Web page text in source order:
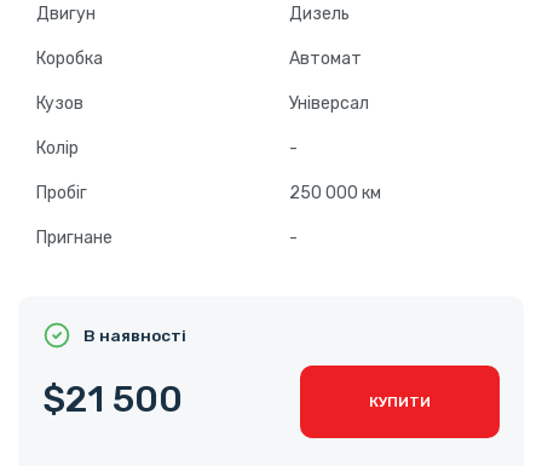
Двигун Дизель
Коробка Автомат
Кузов Універсал
Колір -
Пробіг 250 000 км
Пригнане -
В наявності
$21 500 КУПИТИ